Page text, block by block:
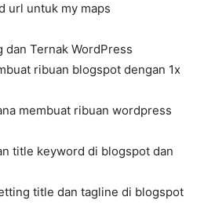
url untuk my maps
dan Ternak WordPress
ribuan blogspot dengan 1x
membuat ribuan wordpress
title keyword di blogspot dan
title dan tagline di blogspot